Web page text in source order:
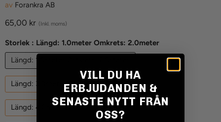
av Forankra AB
Aktuellt pris
65,00 kr (Inkl. moms)
Storlek : Längd: 1.0meter Omkrets: 2.0meter
Längd: 1.0meter Omkrets: 2.0meter
Längd: 3.0meter Omkrets: 6.0meter
Längd: 4.0meter Omkrets: 8.0meter
VILL DU HA
ERBJUDANDEN &
SENASTE NYTT FRÅN
OSS?